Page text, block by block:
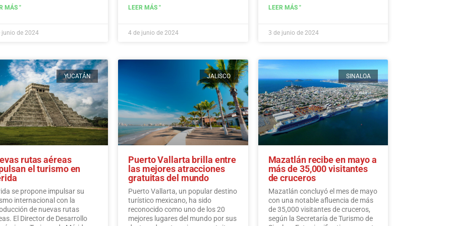
Leer más
MÁS "
junio de 2024
historia, las tradiciones y los
LEER MÁS "
4 de junio de 2024
advierten expertos.…
LEER MÁS "
3 de junio de 2024
YUCATÁN
rutas aéreas
el turismo en
se propone impulsar su
internacional con la
de nuevas rutas
El Director de Desarrollo
JALISCO
Puerto Vallarta brilla entre
las mejores atracciones
gratuitas del mundo
Puerto Vallarta, un popular destino
turístico mexicano, ha sido
reconocido como uno de los 20
mejores lugares del mundo por sus
SINALOA
Mazatlán recibe en mayo a
más de 35,000 visitantes
de cruceros
Mazatlán concluyó el mes de mayo
con una notable afluencia de más
de 35,000 visitantes de cruceros,
según la Secretaría de Turismo de